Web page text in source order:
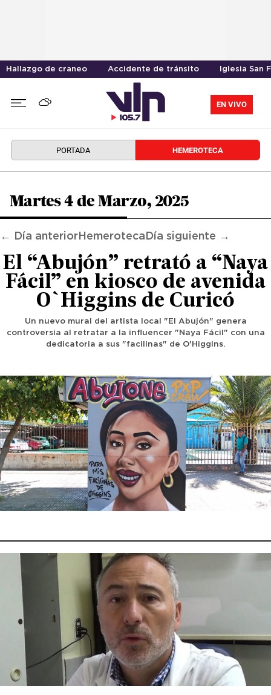
Hallazgo de craneo Accidente de tránsito Iglesia San
EN VIVO
PORTADA HEMEROTECA
Martes 4 de Marzo, 2025
← Día anterior Hemeroteca Día siguiente →
El “Abujón” retrató a “Naya
Fácil” en kiosco de avenida
O`Higgins de Curicó
Un nuevo mural del artista local "El Abujón" genera
controversia al retratar a la influencer "Naya Fácil" con una
dedicatoria a sus "facilinas" de O'Higgins.